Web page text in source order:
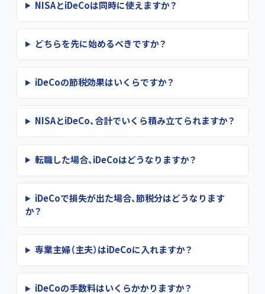
NISAとiDeCoは同時に使えますか？
どちらを先に始めるべきですか？
iDeCoの節税効果はいくらですか？
NISAとiDeCo、合計でいくら積み立てられますか？
転職した場合、iDeCoはどうなりますか？
iDeCoで損失が出た場合、節税分はどうなります
か？
専業主婦（主夫）はiDeCoに入れますか？
iDeCoの手数料はいくらかかりますか？